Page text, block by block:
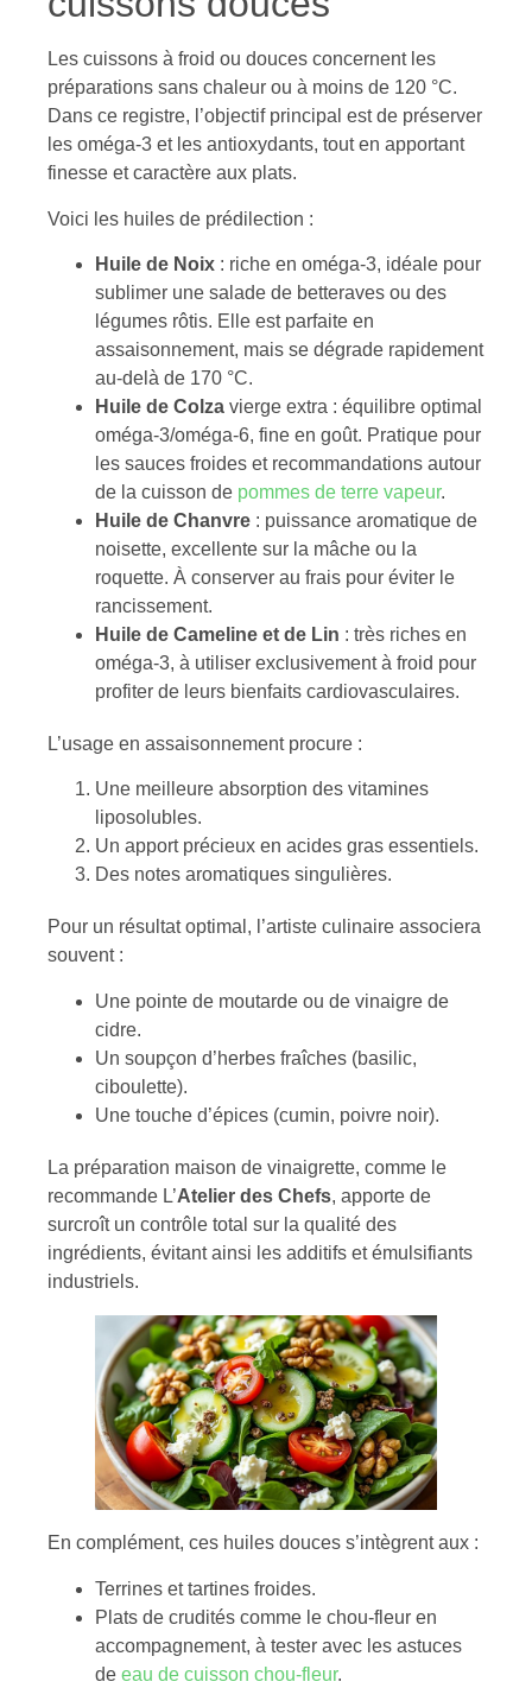
Les cuissons à froid ou douces concernent les
préparations sans chaleur ou à moins de 120 °C.
Dans ce registre, l’objectif principal est de préserver
les oméga-3 et les antioxydants, tout en apportant
finesse et caractère aux plats.
Voici les huiles de prédilection :
Huile de Noix : riche en oméga-3, idéale pour
sublimer une salade de betteraves ou des
légumes rôtis. Elle est parfaite en
assaisonnement, mais se dégrade rapidement
au-delà de 170 °C.
Huile de Colza vierge extra : équilibre optimal
oméga-3/oméga-6, fine en goût. Pratique pour
les sauces froides et recommandations autour
de la cuisson de pommes de terre vapeur.
Huile de Chanvre : puissance aromatique de
noisette, excellente sur la mâche ou la
roquette. À conserver au frais pour éviter le
rancissement.
Huile de Cameline et de Lin : très riches en
oméga-3, à utiliser exclusivement à froid pour
profiter de leurs bienfaits cardiovasculaires.
L’usage en assaisonnement procure :
Une meilleure absorption des vitamines
liposolubles.
Un apport précieux en acides gras essentiels.
Des notes aromatiques singulières.
Pour un résultat optimal, l’artiste culinaire associera
souvent :
Une pointe de moutarde ou de vinaigre de
cidre.
Un soupçon d’herbes fraîches (basilic,
ciboulette).
Une touche d’épices (cumin, poivre noir).
La préparation maison de vinaigrette, comme le
recommande L’Atelier des Chefs, apporte de
surcroît un contrôle total sur la qualité des
ingrédients, évitant ainsi les additifs et émulsifiants
industriels.
En complément, ces huiles douces s’intègrent aux :
Terrines et tartines froides.
Plats de crudités comme le chou-fleur en
accompagnement, à tester avec les astuces
de eau de cuisson chou-fleur.